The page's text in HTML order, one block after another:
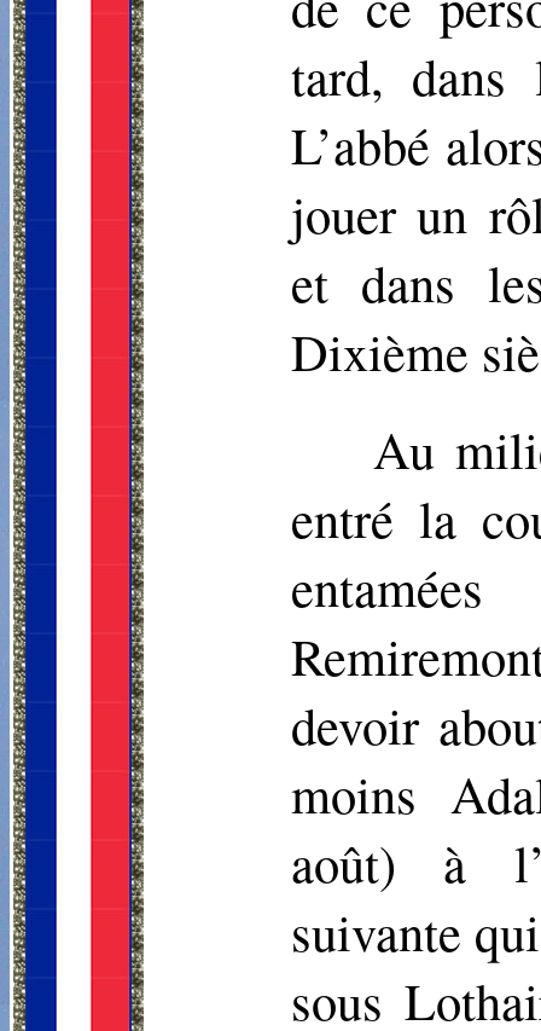
tard, dans
L’abbé
jouer un
et dans
Dixième
Au
entré la
devoir
moins
août) à
suivante
sous